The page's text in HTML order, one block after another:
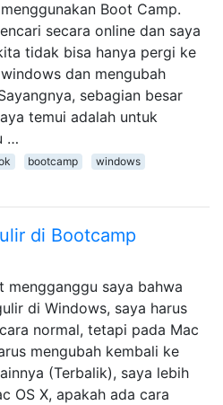
Boot Camp.
secara online dan saya
tidak bisa hanya pergi ke
dan mengubah
sebagian besar
temui adalah untuk
…
bootcamp
windows
di Bootcamp
mengganggu saya bahwa
di Windows, saya harus
normal, tetapi pada Mac
mengubah kembali ke
(Terbalik), saya lebih
OS X, apakah ada cara